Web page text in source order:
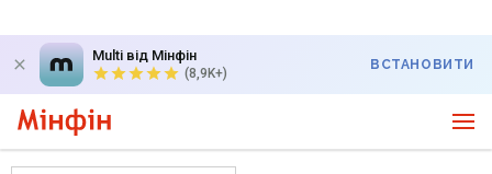
Multi від Мінфін
(8,9K+)
ВСТАНОВИТИ